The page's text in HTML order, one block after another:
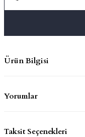
Ürün Bilgisi
Yorumlar
Taksit Seçenekleri